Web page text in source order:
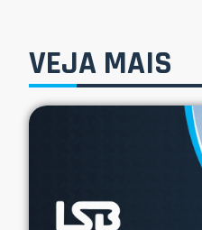
VEJA MAIS